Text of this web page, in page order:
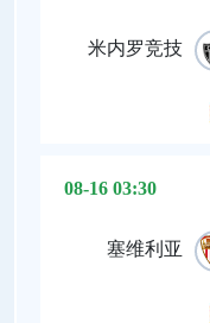
米内罗竞技
08-16 03:30
塞维利亚